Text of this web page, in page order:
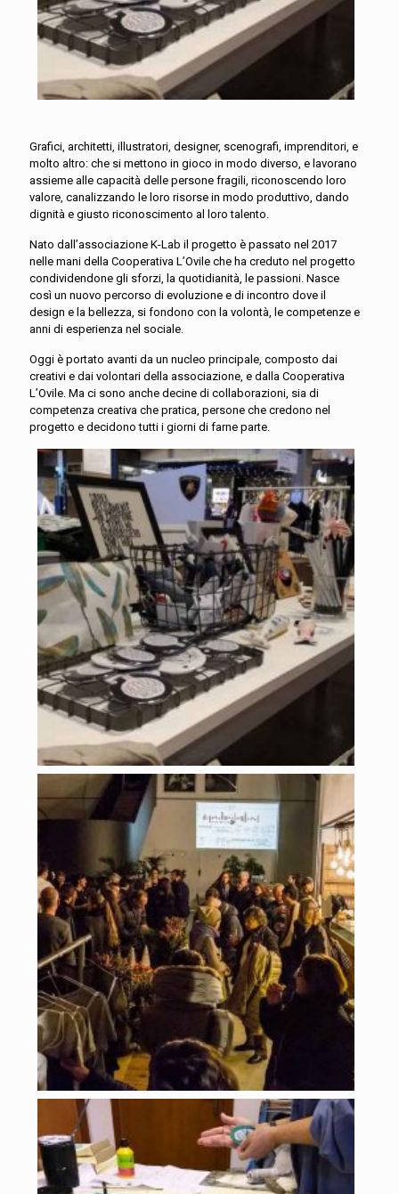
Grafici, architetti, illustratori, designer, scenografi, imprenditori, e
molto altro: che si mettono in gioco in modo diverso, e lavorano
assieme alle capacità delle persone fragili, riconoscendo loro
valore, canalizzando le loro risorse in modo produttivo, dando
dignità e giusto riconoscimento al loro talento.
Nato dall’associazione K-Lab il progetto è passato nel 2017
nelle mani della Cooperativa L’Ovile che ha creduto nel progetto
condividendone gli sforzi, la quotidianità, le passioni. Nasce
così un nuovo percorso di evoluzione e di incontro dove il
design e la bellezza, si fondono con la volontà, le competenze e
anni di esperienza nel sociale.
Oggi è portato avanti da un nucleo principale, composto dai
creativi e dai volontari della associazione, e dalla Cooperativa
L’Ovile. Ma ci sono anche decine di collaborazioni, sia di
competenza creativa che pratica, persone che credono nel
progetto e decidono tutti i giorni di farne parte.